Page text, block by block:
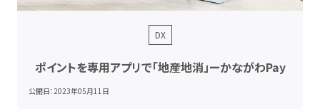
DX
ポイントを専用アプリで「地産地消」ーかながわPay
公開日：2023年05月11日